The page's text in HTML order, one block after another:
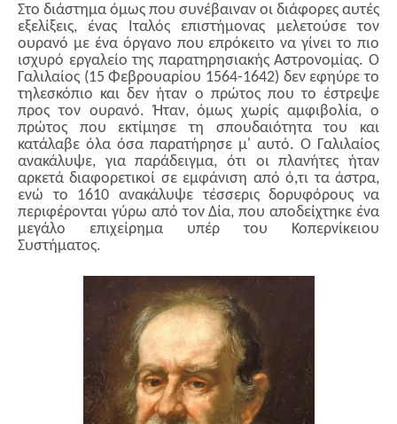
Στο διάστημα όμως που συνέβαιναν οι διάφορες αυτές
εξελίξεις, ένας Ιταλός επιστήμονας μελετούσε τον
ουρανό με ένα όργανο που επρόκειτο να γίνει το πιο
ισχυρό εργαλείο της παρατηρησιακής Αστρονομίας. Ο
Γαλιλαίος (15 Φεβρουαρίου 1564-1642) δεν εφηύρε το
τηλεσκόπιο και δεν ήταν ο πρώτος που το έστρεψε
προς τον ουρανό. Ήταν, όμως χωρίς αμφιβολία, ο
πρώτος που εκτίμησε τη σπουδαιότητα του και
κατάλαβε όλα όσα παρατήρησε μ' αυτό. Ο Γαλιλαίος
ανακάλυψε, για παράδειγμα, ότι οι πλανήτες ήταν
αρκετά διαφορετικοί σε εμφάνιση από ό,τι τα άστρα,
ενώ το 1610 ανακάλυψε τέσσερις δορυφόρους να
περιφέρονται γύρω από τον Δία, που αποδείχτηκε ένα
μεγάλο επιχείρημα υπέρ του Κοπερνίκειου
Συστήματος.